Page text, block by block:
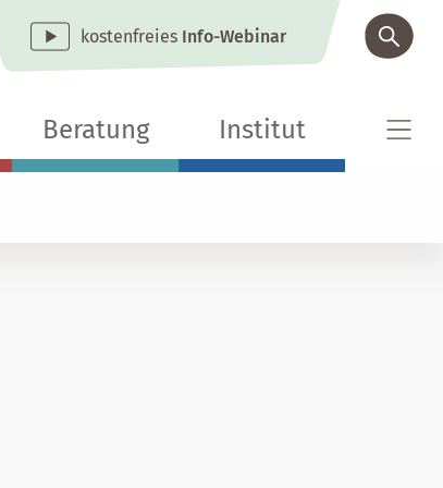
kostenfreies Info-Webinar
Beratung Institut